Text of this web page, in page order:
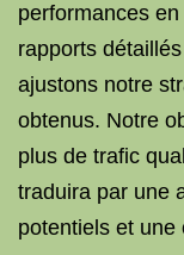
performances
rapports
ajustons notre
obtenus. Notre
plus de trafic
traduira par une
potentiels et une